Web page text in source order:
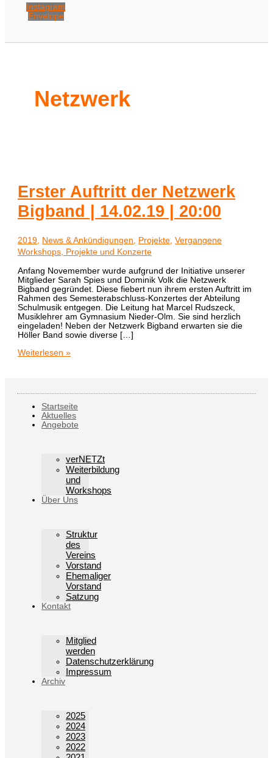
Instagram
Envelope
Netzwerk
Erster Auftritt der Netzwerk
Bigband | 14.02.19 | 20:00
2019, News & Ankündigungen, Projekte,Vergangene
Workshops, Projekte und Konzerte
Anfang Novemember wurde aufgrund der Initiative unserer
Mitglieder Sarah Spies und Dominik Volk die Netzwerk
Bigband gegründet. Diese fiebert nun ihrem ersten Auftritt im
Rahmen des Semesterabschluss-Konzertes der Abteilung
Schulmusik entgegen. Die Leitung hat Marcel Rudszeck,
Musiklehrer am Gymnasium Nieder-Olm. Sie sind herzlich
eingeladen! Neben der Netzwerk Bigband erwarten sie die
Höller Band sowie diverse […]
Weiterlesen »
Startseite
Aktuelles
Angebote
verNETZt
Weiterbildung
und
Workshops
Über Uns
Struktur
des
Vereins
Vorstand
Ehemaliger
Vorstand
Satzung
Kontakt
Mitglied
werden
Datenschutzerklärung
Impressum
Archiv
2025
2024
2023
2022